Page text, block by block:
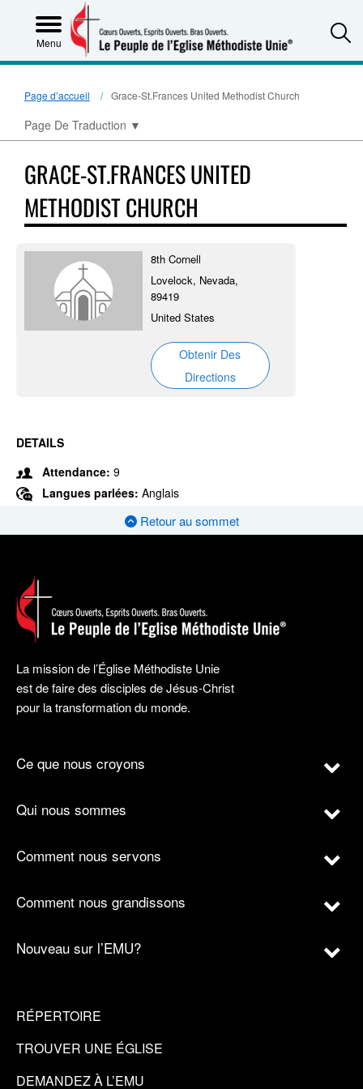
Menu
Page d’accueil Grace-St.Frances United Methodist Church
Page De Traduction ▼
GRACE-ST.FRANCES UNITED
METHODIST CHURCH
8th Cornell
Lovelock, Nevada,
89419
United States
Obtenir Des
Directions
DETAILS
Attendance: 9
Langues parlées: Anglais
Retour au sommet
La mission de l’Église Méthodiste Unie
est de faire des disciples de Jésus-Christ
pour la transformation du monde.
Ce que nous croyons
Qui nous sommes
Comment nous servons
Comment nous grandissons
Nouveau sur l’EMU?
RÉPERTOIRE
TROUVER UNE ÉGLISE
DEMANDEZ À L’EMU